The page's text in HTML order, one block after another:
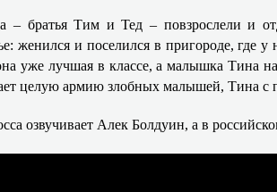
братья Тим и Тед – повзрослели и
женился и поселился в пригороде, где
уже лучшая в классе, а малышка Тина
целую армию злобных малышей, Тина с
озвучивает Алек Болдуин, а в